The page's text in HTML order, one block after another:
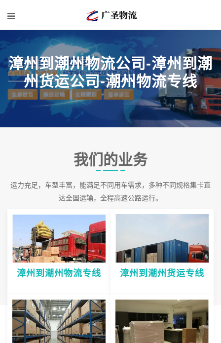
漳州到潮州物流公司-漳州到潮
州货运公司-潮州物流专线
我们的业务
运力充足，车型丰富，能满足不同用车需求，多种不同规格集卡直
达全国运输，全程高速公路运行。
漳州到潮州物流专线 漳州到潮州货运专线